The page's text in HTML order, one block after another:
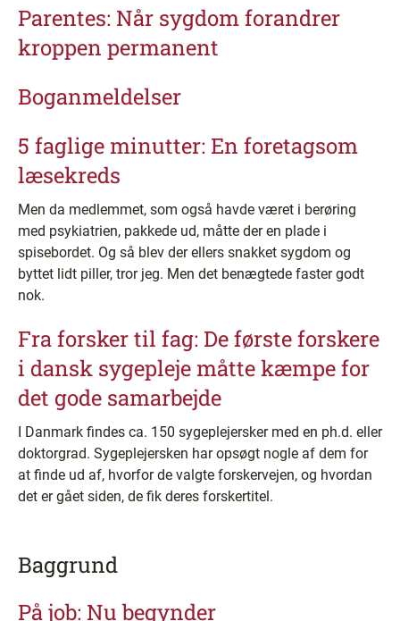
Parentes: Når sygdom forandrer
kroppen permanent
Boganmeldelser
5 faglige minutter: En foretagsom
læsekreds
Men da medlemmet, som også havde været i berøring
med psykiatrien, pakkede ud, måtte der en plade i
spisebordet. Og så blev der ellers snakket sygdom og
byttet lidt piller, tror jeg. Men det benægtede faster godt
nok.
Fra forsker til fag: De første forskere
i dansk sygepleje måtte kæmpe for
det gode samarbejde
I Danmark findes ca. 150 sygeplejersker med en ph.d. eller
doktorgrad. Sygeplejersken har opsøgt nogle af dem for
at finde ud af, hvorfor de valgte forskervejen, og hvordan
det er gået siden, de fik deres forskertitel.
Baggrund
På job: Nu begynder